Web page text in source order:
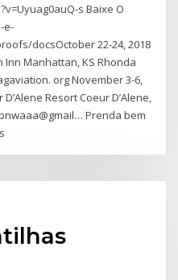
s Baixe O
e-
docsOctober 22-24, 2018
Manhattan, KS Rhonda
org November 3-6,
Resort Coeur D’Alene,
Prenda bem